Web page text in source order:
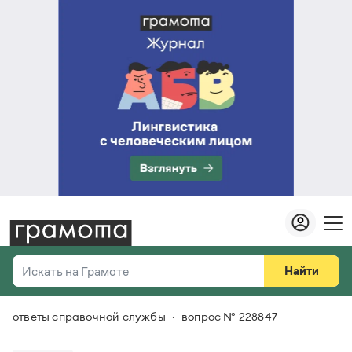
Искать на Грамоте
Справочная служба
Найти
Везде
ответы справочной службы вопрос № 228847